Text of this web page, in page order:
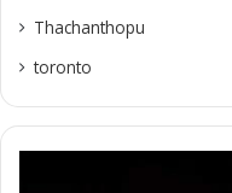
Thachanthopu
toronto